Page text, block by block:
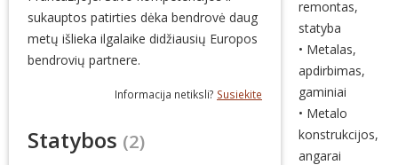
sukauptos patirties dėka bendrovė daug
metų išlieka ilgalaike didžiausių Europos
bendrovių partnere.
Informacija netiksli? Susiekite
Statybos (2)
remontas,
statyba
• Metalas,
apdirbimas,
gaminiai
• Metalo
konstrukcijos,
angarai